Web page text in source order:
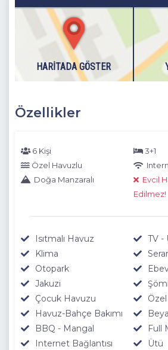
Elbise dolabı,
Jakuzi , Banyo
(
bulunmaktadır ) ,
TV, Balkon
Dışarıdaki havuzlarımız 1 Kasım - 30
boşaltılmaktadır.
HARITADA GÖSTER
Özellikler
6 Kişi
3+1
Özel Havuzlu
Doğa Manzaralı
Evcil
Edilmez!
Isıtmalı Havuz
TV -
Klima
Otopark
Jakuzi
Çocuk Havuzu
Havuz-Bahçe Bakımı
BBQ - Mangal
Full
Internet Bağlantısı
Ütü